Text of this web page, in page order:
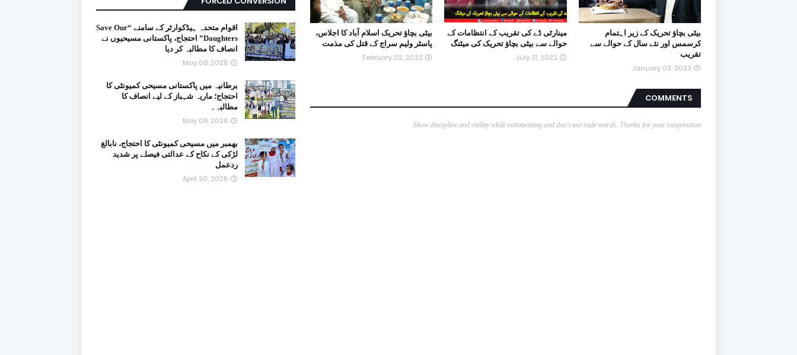
بیٹی بچاؤ تحریک کے زیر اہتمام
کرسمس اور نئے سال کے حوالے سے
تقریب
January 03, 2023
مینارٹی ڈے کی تقریب کے انتظامات کے
حوالے سے بیٹی بچاؤ تحریک کی میٹنگ
July 31, 2022
بیٹی بچاؤ تحریک اسلام آباد کا اجلاس،
پاسٹر ولیم سراج کے قتل کی مذمت
February 02, 2022
COMMENTS
Show discipline and civility while commenting and don't use rude words. Thanks for your cooperation
اقوام متحدہ ہیڈکوارٹر کے سامنے “Save Our
Daughters” احتجاج، پاکستانی مسیحیوں نے
انصاف کا مطالبہ کر دیا
May 08, 2026
برطانیہ میں پاکستانی مسیحی کمیونٹی کا
احتجاج؛ ماریہ شہباز کے لیے انصاف کا
مطالبہ۔
May 08, 2026
بھمبر میں مسیحی کمیونٹی کا احتجاج، نابالغ
لڑکی کے نکاح کے عدالتی فیصلے پر شدید
ردعمل
April 20, 2026